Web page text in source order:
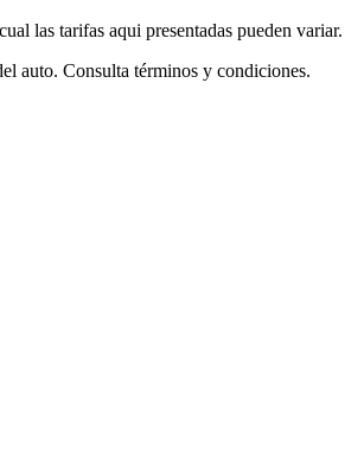
las tarifas aqui presentadas pueden variar.
auto. Consulta términos y condiciones.